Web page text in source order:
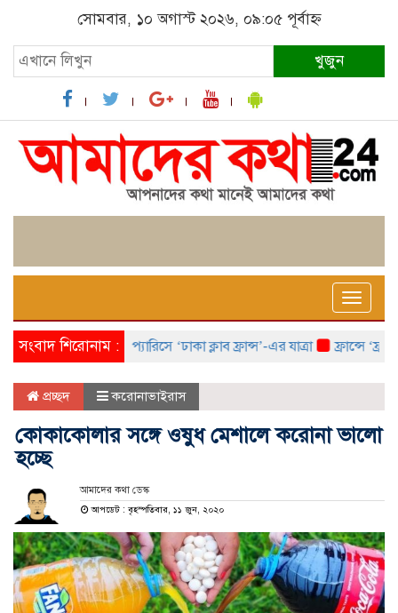
সোমবার, ১০ অগাস্ট ২০২৬, ০৯:০৫ পূর্বাহ্ন
খুজুন
Toggle
সংবাদ শিরোনাম :প্যারিসে ‘ঢাকা ক্লাব ফ্রান্স’-এর যাত্রা ফ্রান্সে ‘ফ্রাঙ্কো
প্রচ্ছদ করোনাভাইরাস
কোকাকোলার সঙ্গে ওষুধ মেশালে করোনা ভালো
হচ্ছে
আমাদের কথা ডেস্ক
আপডেট : বৃহস্পতিবার, ১১ জুন, ২০২০